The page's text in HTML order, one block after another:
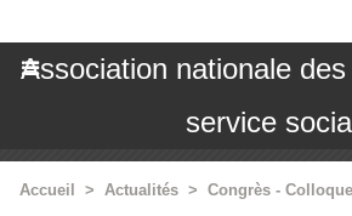
Association nationale
service
Accueil > Actualités > Congrès -